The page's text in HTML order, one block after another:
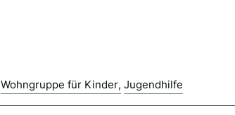
Wohngruppe für Kinder Jugendhilfe